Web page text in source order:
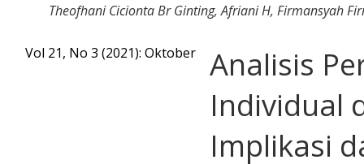
Theofhani Cicionta Br Ginting, Afriani H, Firmansyah
Vol 21, No 3 (2021): Oktober
Analisis
Individual
Implikasi